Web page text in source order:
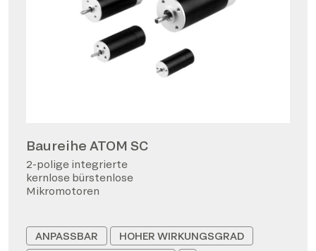
Baureihe ATOM SC
2-polige integrierte
kernlose bürstenlose
Mikromotoren
ANPASSBAR
HOHER WIRKUNGSGRAD